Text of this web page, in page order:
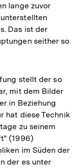
lange zuvor
Das ist der
seither so
stellt der so
mit dem Bilder
in Beziehung
hat diese Technik
zu seinem
(1996)
im Süden der
der es unter